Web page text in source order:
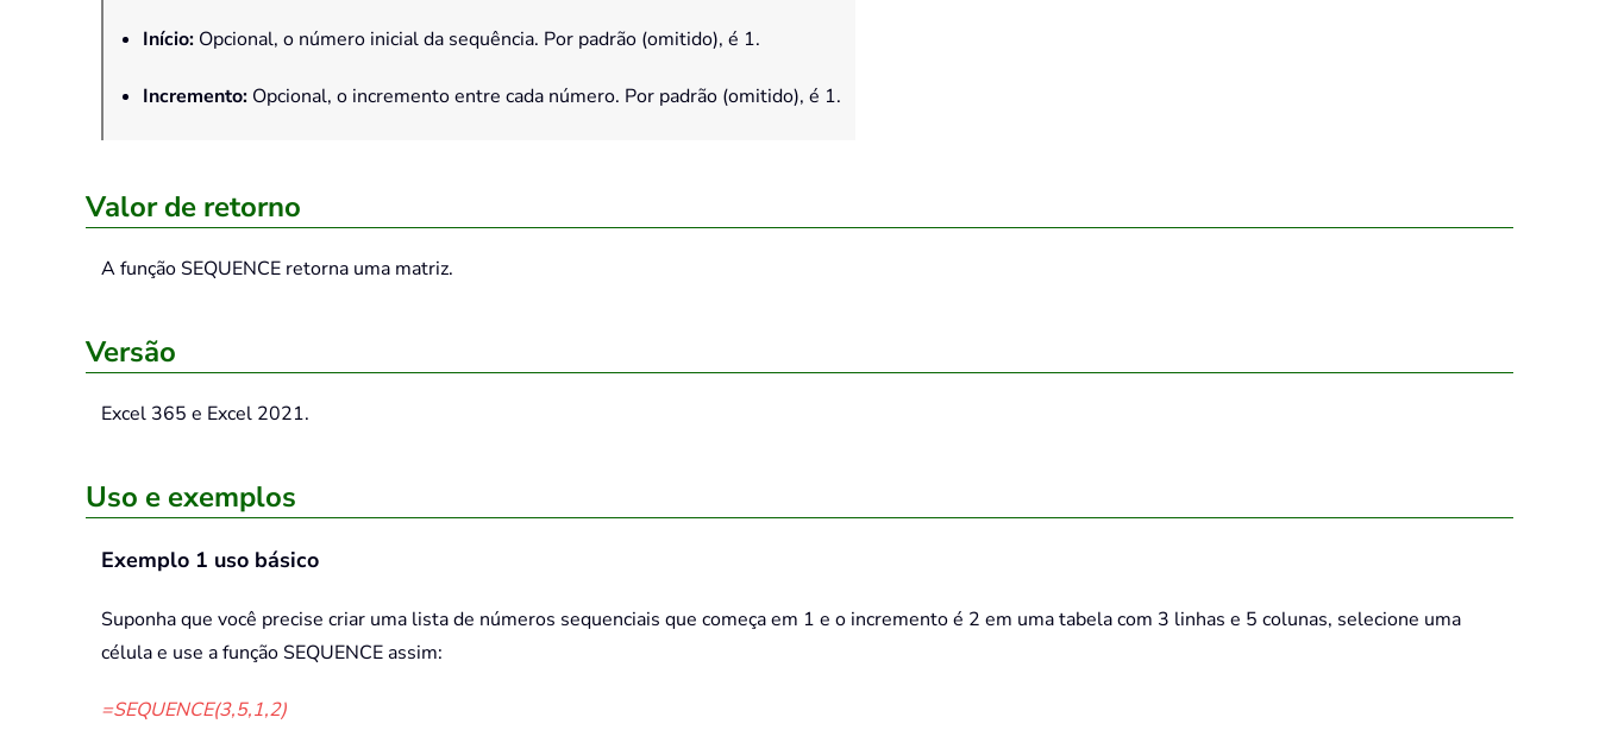
Início: Opcional, o número inicial da sequência. Por padrão (omitido), é 1.
Incremento: Opcional, o incremento entre cada número. Por padrão (omitido), é 1.
Valor de retorno
A função SEQUENCE retorna uma matriz.
Versão
Excel 365 e Excel 2021.
Uso e exemplos
Exemplo 1 uso básico
Suponha que você precise criar uma lista de números sequenciais que começa em 1 e o incremento é 2 em uma tabela com 3 linhas e 5 colunas, selecione uma
célula e use a função SEQUENCE assim:
=SEQUENCE(3,5,1,2)